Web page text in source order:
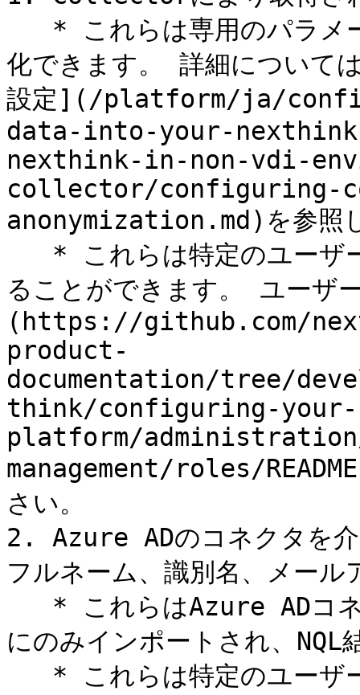
化できます。 詳細につい
設定](/platform/ja/
data-into-your-
nexthink-in-non-vdi-
collector/configuring-
anonymization.md)を参照
ることができます。 ユーザ
(https://github.com/
product-
documentation/tree/
think/configuring-your-
platform/
management/roles/
さい。
2. Azure ADのコネクタを介
フルネーム、識別名、メール
にのみインポートされ、NQL